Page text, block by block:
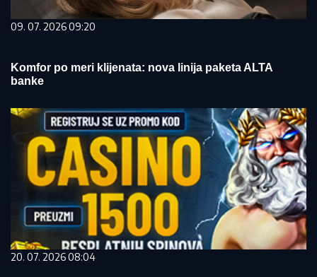
09. 07. 2026 09:20
Komfor po meri klijenata: nova linija paketa ALTA
banke
20. 07. 2026 08:04